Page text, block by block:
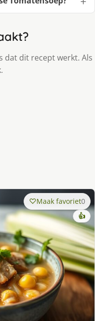
dat dit recept werkt. Als
Maak favoriet0
👍